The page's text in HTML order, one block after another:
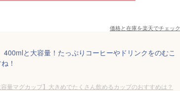
価格と在庫を楽天でチェック
と大容量！たっぷりコーヒーやドリンクをのむこ
！
量マグカップ】大きめでたくさん飲めるカップのおすすめは？